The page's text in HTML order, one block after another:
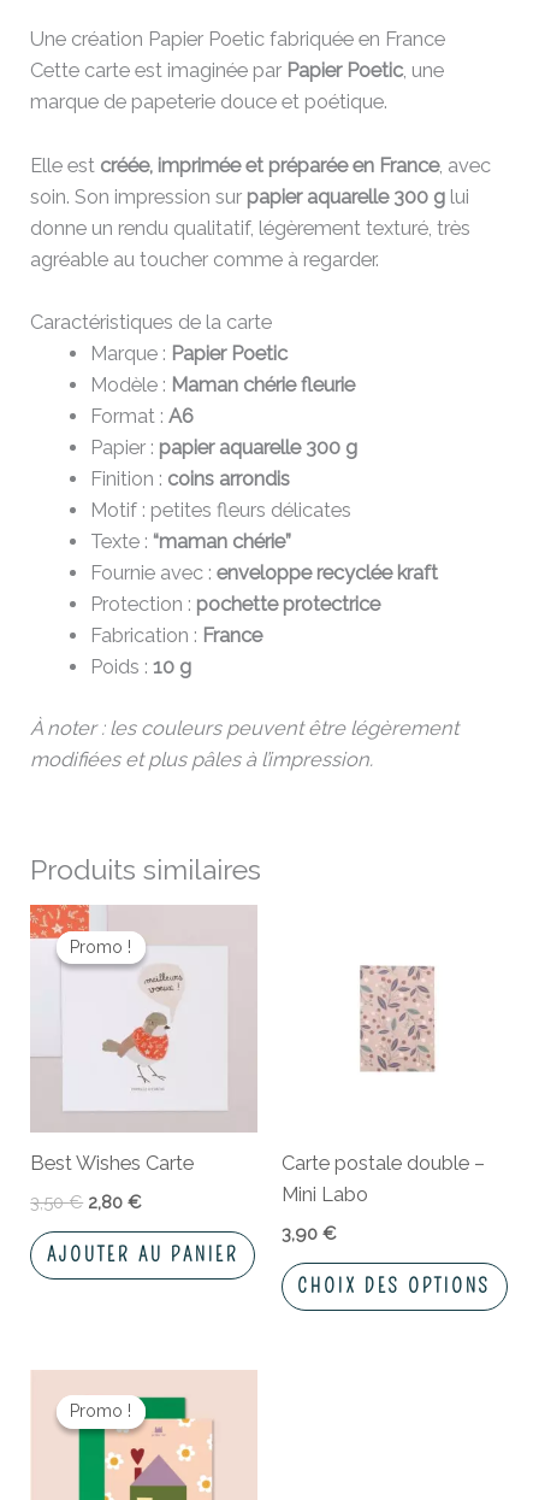
Une création Papier Poetic fabriquée en France
Cette carte est imaginée par Papier Poetic, une
marque de papeterie douce et poétique.
Elle est créée, imprimée et préparée en France, avec
soin. Son impression sur papier aquarelle 300 g lui
donne un rendu qualitatif, légèrement texturé, très
agréable au toucher comme à regarder.
Caractéristiques de la carte
Marque : Papier Poetic
Modèle : Maman chérie fleurie
Format : A6
Papier : papier aquarelle 300 g
Finition : coins arrondis
Motif : petites fleurs délicates
Texte : “maman chérie”
Fournie avec : enveloppe recyclée kraft
Protection : pochette protectrice
Fabrication : France
Poids : 10 g
À noter : les couleurs peuvent être légèrement
modifiées et plus pâles à l’impression.
Produits similaires
Promo !
Promo !
Best Wishes Carte
3,50€
Le
prix
initial
2,80€
prix
actuel
est :
2,80 €.
AJOUTER AU PANIER
Carte postale double –
Mini Labo
3,90 €
CHOIX DES OPTIONS
Promo !
Promo !
prix
initial
était :
4,60 €.
prix
actuel
est :
3,22 €.